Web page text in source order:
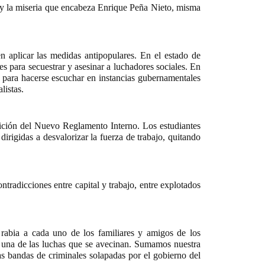
miseria que encabeza Enrique Peña Nieto, misma
aplicar las medidas antipopulares. En el estado de
para secuestrar y asesinar a luchadores sociales. En
hacerse escuchar en instancias gubernamentales
del Nuevo Reglamento Interno. Los estudiantes
a desvalorizar la fuerza de trabajo, quitando
entre capital y trabajo, entre explotados
a cada uno de los familiares y amigos de los
de las luchas que se avecinan. Sumamos nuestra
bandas de criminales solapadas por el gobierno del